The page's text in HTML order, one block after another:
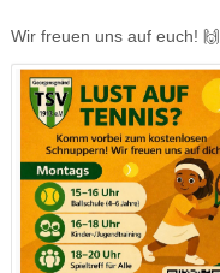
Wir freuen uns auf euch! 🙌